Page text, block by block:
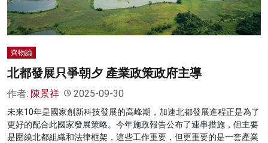
灼見活動
齊物論
北都發展只爭朝夕 產業政策政府主導
作者: 陳景祥 2025-09-30
未來10年是國家創新科技發展的高峰期，加速北都發展進程正是為了
更好的配合此國家發展策略。今年施政報告公布了連串措施，但主要
是圍繞北都組織和法律框架，這些工作重要，但更重要的是一套產業